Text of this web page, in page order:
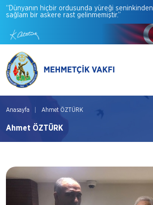
“Dünyanın hiçbir ordusunda yüreği seninkinden
sağlam bir askere rast gelinmemiştir.”
Anasayfa Ahmet ÖZTÜRK
Ahmet ÖZTÜRK